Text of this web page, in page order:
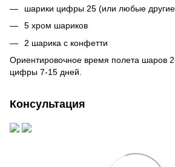
шарики цифры 25 (или любые
5 хром шариков
2 шарика с конфетти
Ориентировочное время полета шаров
цифры 7-15 дней.
Консультация